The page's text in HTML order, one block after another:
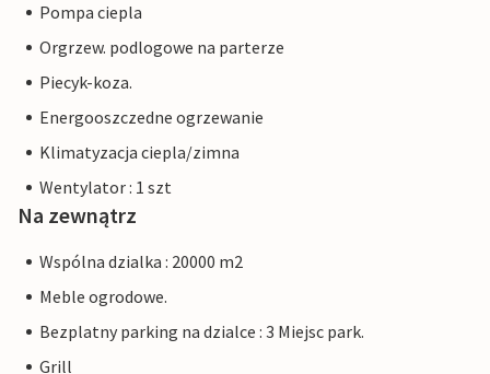
Pompa ciepla
Orgrzew. podlogowe na parterze
Piecyk-koza.
Energooszczedne ogrzewanie
Klimatyzacja ciepla/zimna
Wentylator : 1 szt
Na zewnątrz
Wspólna dzialka : 20000 m2
Meble ogrodowe.
Bezplatny parking na dzialce : 3 Miejsc park.
Grill